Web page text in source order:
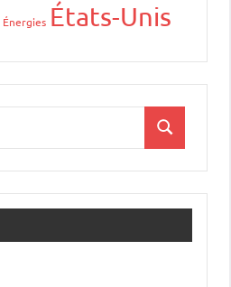
Énergies États-Unis